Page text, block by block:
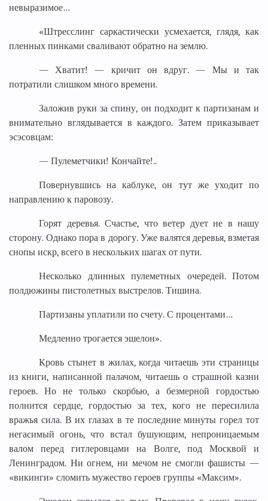
невыразимое…
«Штресслинг саркастически усмехается, глядя, как
пленных пинками сваливают обратно на землю.
— Хватит! — кричит он вдруг. — Мы и так
потратили слишком много времени.
Заложив руки за спину, он подходит к партизанам и
внимательно вглядывается в каждого. Затем приказывает
эсэсовцам:
— Пулеметчики! Кончайте!..
Повернувшись на каблуке, он тут же уходит по
направлению к паровозу.
Горят деревья. Счастье, что ветер дует не в нашу
сторону. Однако пора в дорогу. Уже валятся деревья, взметая
снопы искр, всего в нескольких шагах от пути.
Несколько длинных пулеметных очередей. Потом
полдюжины пистолетных выстрелов. Тишина.
Партизаны уплатили по счету. С процентами…
Медленно трогается эшелон».
Кровь стынет в жилах, когда читаешь эти страницы
из книги, написанной палачом, читаешь о страшной казни
героев. Но не только скорбью, а безмерной гордостью
полнится сердце, гордостью за тех, кого не пересилила
вражья сила. В их глазах в те последние минуты горел тот
негасимый огонь, что встал бушующим, непроницаемым
валом перед гитлеровцами на Волге, под Москвой и
Ленинградом. Ни огнем, ни мечом не смогли фашисты —
«викинги» сломить мужество героев группы «Максим».